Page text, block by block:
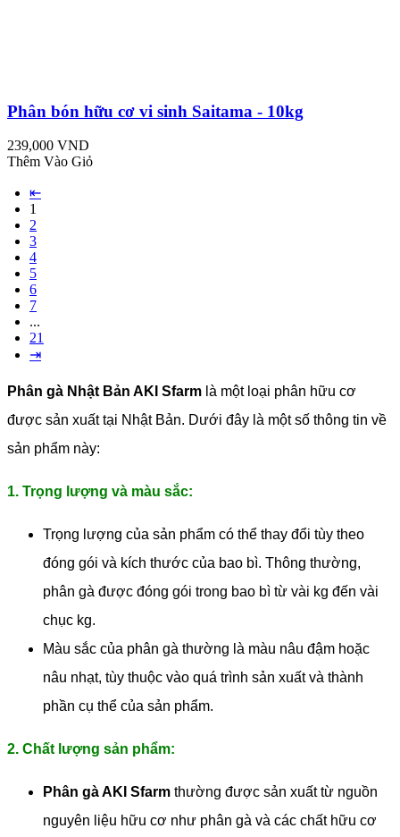
Phân bón hữu cơ vi sinh Saitama - 10kg
239,000 VND
Thêm Vào Giỏ
⇤
1
2
3
4
5
6
7
...
21
⇥
Phân gà Nhật Bản AKI Sfarm là một loại phân hữu cơ
được sản xuất tại Nhật Bản. Dưới đây là một số thông tin về
sản phẩm này:
1. Trọng lượng và màu sắc:
Trọng lượng của sản phẩm có thể thay đổi tùy theo
đóng gói và kích thước của bao bì. Thông thường,
phân gà được đóng gói trong bao bì từ vài kg đến vài
chục kg.
Màu sắc của phân gà thường là màu nâu đậm hoặc
nâu nhạt, tùy thuộc vào quá trình sản xuất và thành
phần cụ thể của sản phẩm.
2. Chất lượng sản phẩm:
Phân gà AKI Sfarm thường được sản xuất từ nguồn
nguyên liệu hữu cơ như phân gà và các chất hữu cơ